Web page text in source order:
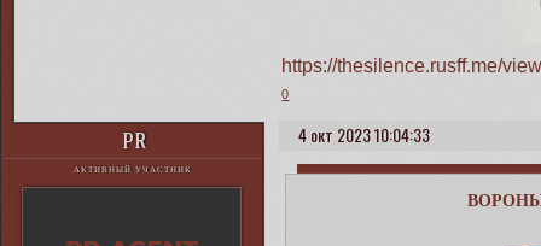
https://thesilence.rusff.me/
0
4 окт 2023 10:04:33
PR
АКТИВНЫЙ УЧАСТНИК